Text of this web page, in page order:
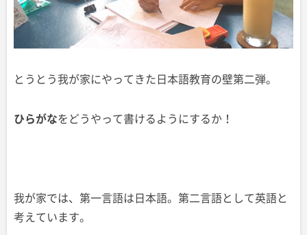
とうとう我が家にやってきた日本語教育の壁第二弾。
ひらがなをどうやって書けるようにするか！
我が家では、第一言語は日本語。第二言語として英語と
考えています。